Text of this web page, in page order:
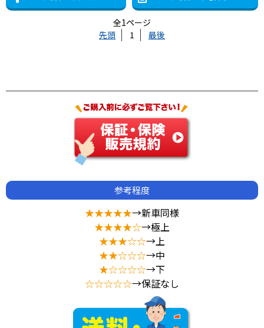
全1ページ
先頭
1 最後
参考程度
★★★★★→新車同様
★★★★☆→極上
★★★☆☆→上
★★☆☆☆→中
★☆☆☆☆→下
☆☆☆☆☆→保証なし